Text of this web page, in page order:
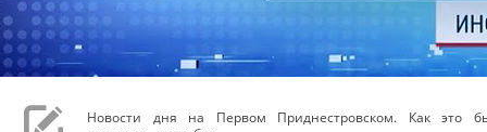
Новости дня на Первом Приднестровском. Как это